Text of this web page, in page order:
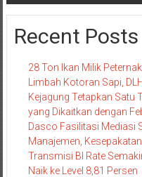
pos
Recent Posts
28 Ton Ikan Milik
Limbah Kotoran Sapi,
Kejagung Tetapkan Satu
yang Dikaitkan dengan
Dasco Fasilitasi Mediasi
Manajemen,
Transmisi BI Rate
Naik ke Level 8,81 Persen